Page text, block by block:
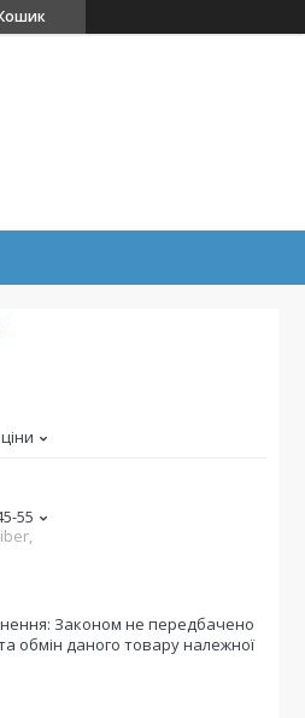
55
Законом не передбачено
обмін даного товару належної